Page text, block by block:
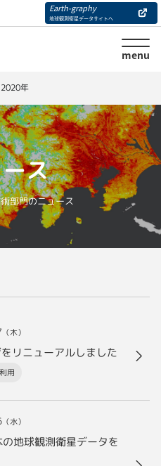
Earth-graphy
地球観測衛星データサイトへ
menu
2020年
ス
部門のニュース
（木）
リニューアルしました
用
（水）
地球観測衛星データを